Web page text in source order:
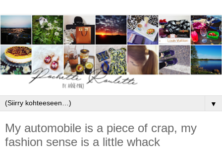
▼
My automobile is a piece of crap, my
fashion sense is a little whack